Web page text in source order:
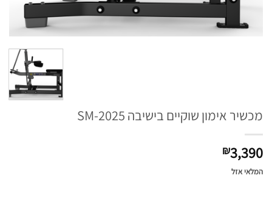
מכשיר אימון שוקיים בישיבה SM-2025
₪3,390
המלאי אזל